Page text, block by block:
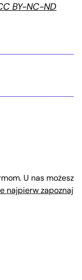
BY-NC-ND
U nas możesz
najpierw zapoznaj